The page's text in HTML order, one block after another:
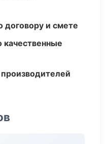
договору и смете
качественные